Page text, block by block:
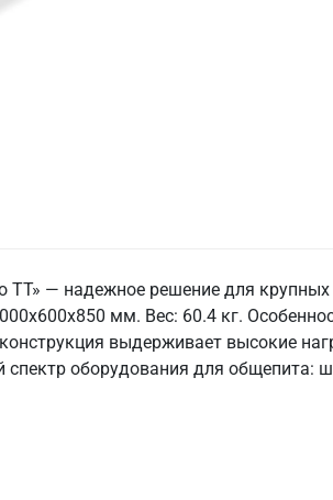
ТТ» — надежное решение для
мм. Вес: 60.4 кг.
выдерживает высокие
оборудования для общепита: